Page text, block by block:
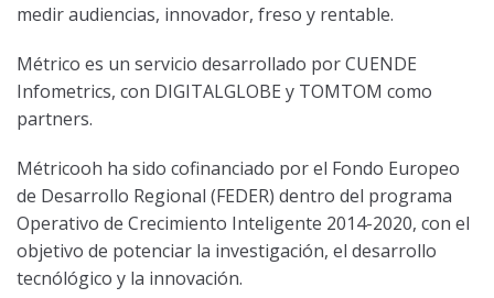
medir audiencias, innovador, freso y rentable.
Métrico es un servicio desarrollado por CUENDE
Infometrics, con DIGITALGLOBE y TOMTOM como
partners.
Métricooh ha sido cofinanciado por el Fondo Europeo
de Desarrollo Regional (FEDER) dentro del programa
Operativo de Crecimiento Inteligente 2014-2020, con el
objetivo de potenciar la investigación, el desarrollo
tecnólógico y la innovación.